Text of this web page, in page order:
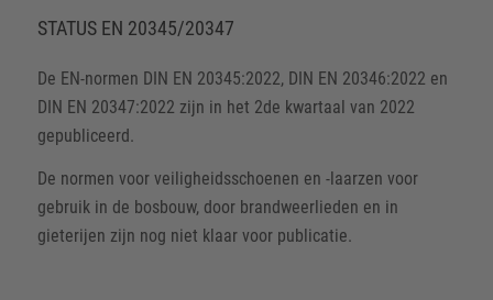
STATUS EN 20345/20347
De EN-normen DIN EN 20345:2022, DIN EN 20346:2022 en
DIN EN 20347:2022 zijn in het 2de kwartaal van 2022
gepubliceerd.
De normen voor veiligheidsschoenen en -laarzen voor
gebruik in de bosbouw, door brandweerlieden en in
gieterijen zijn nog niet klaar voor publicatie.